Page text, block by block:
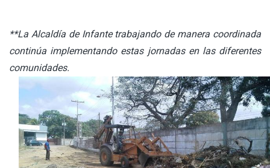
**La Alcaldía de Infante trabajando de manera coordinada
continúa implementando estas jornadas en las diferentes
comunidades.